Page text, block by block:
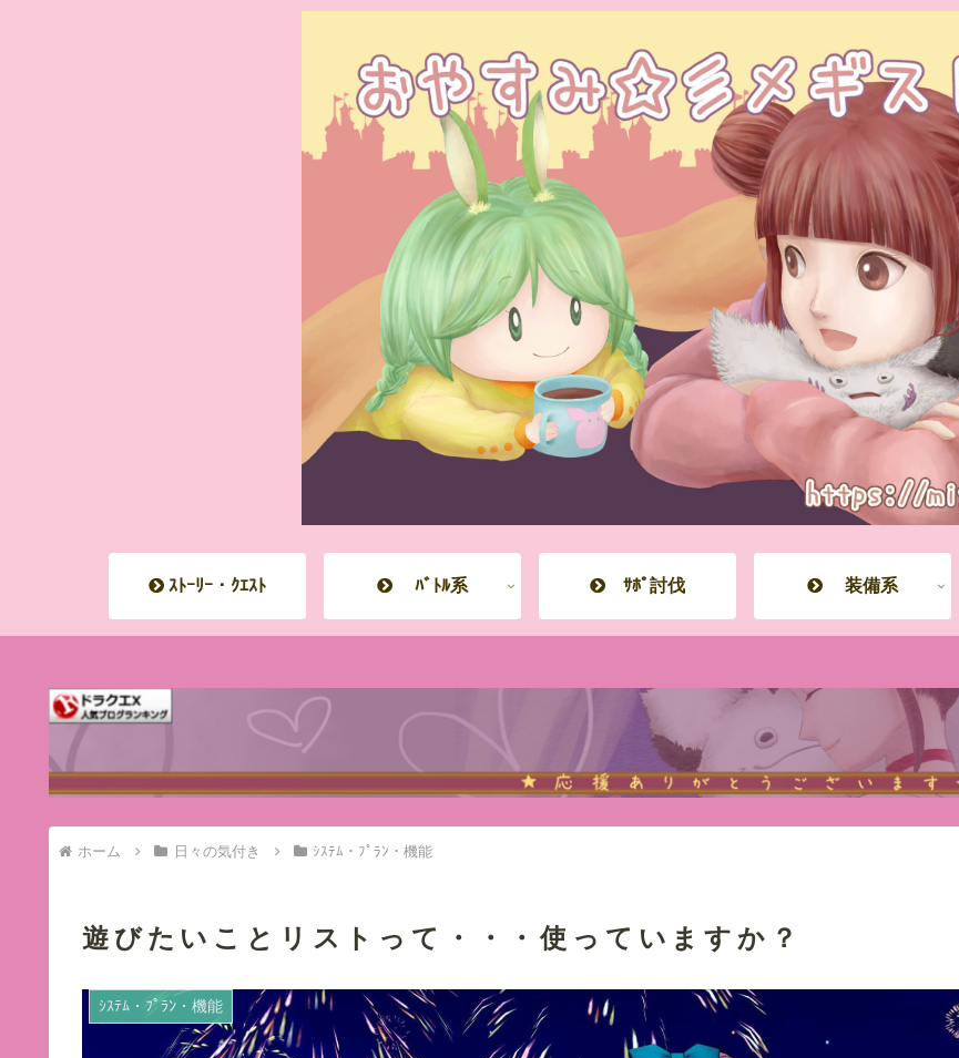
ｽﾄｰﾘｰ・ｸｴｽﾄ ﾊﾞﾄﾙ系 ｻﾎﾟ討伐 装備系
ホーム 日々の気付き ｼｽﾃﾑ・ﾌﾟﾗﾝ・機能
遊びたいことリストって・・・使っていますか？
ｼｽﾃﾑ・ﾌﾟﾗﾝ・機能